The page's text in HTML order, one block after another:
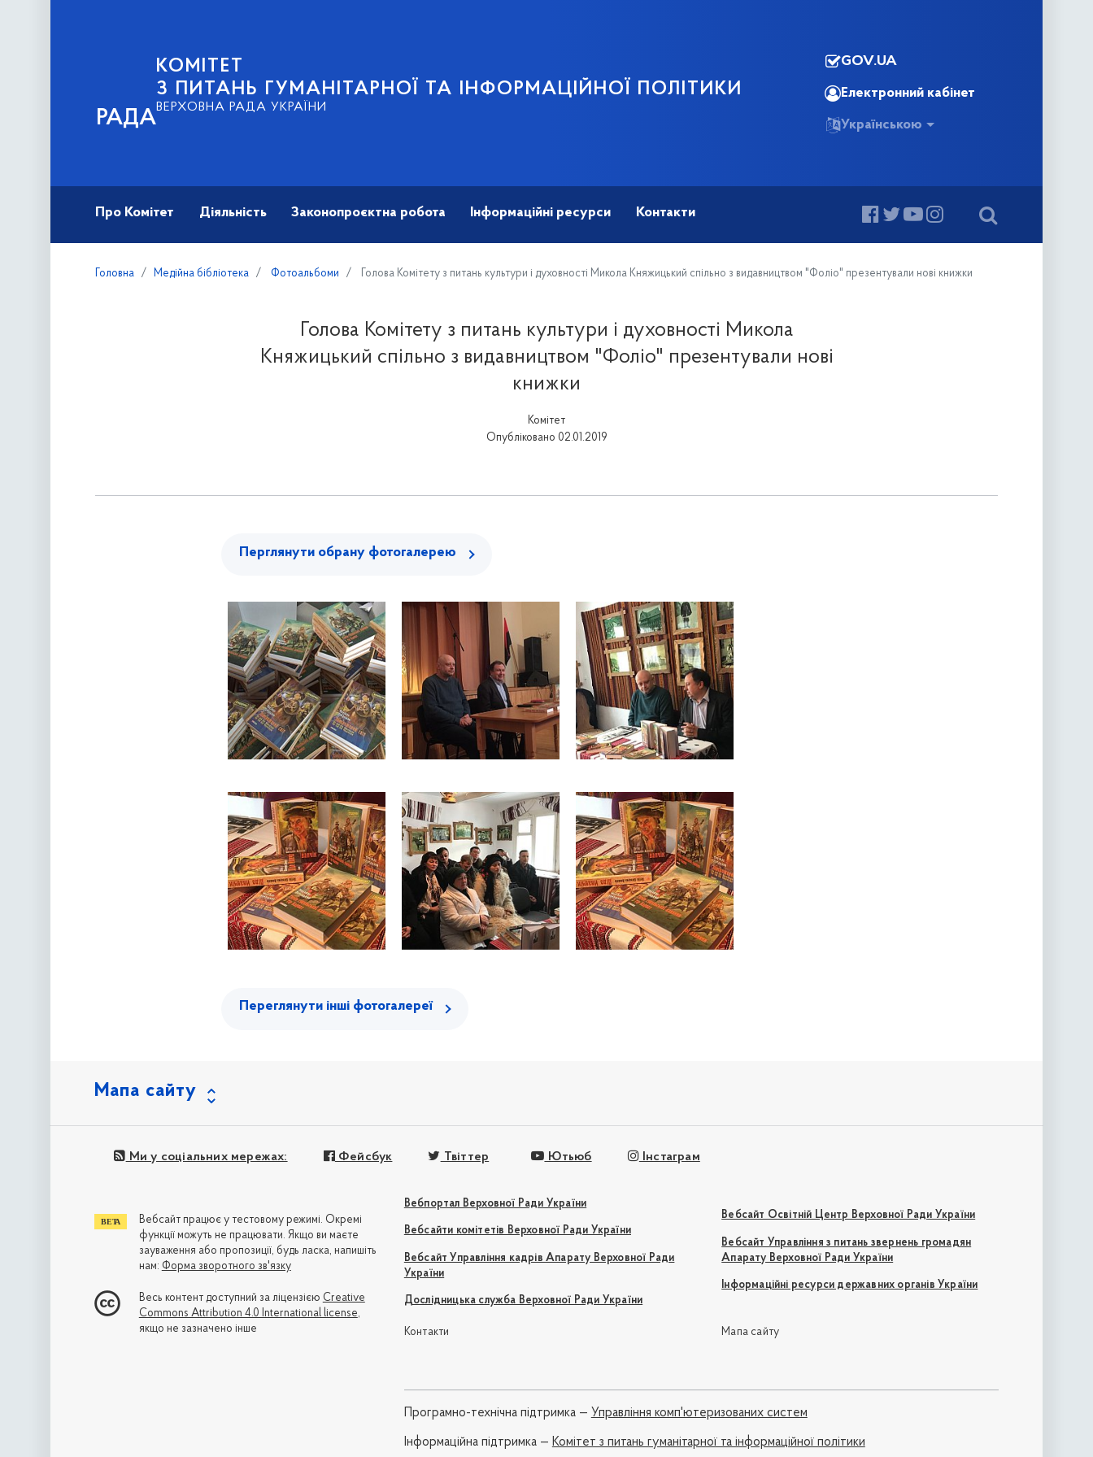
РАДА
КОМІТЕТ
З ПИТАНЬ ГУМАНІТАРНОЇ ТА ІНФОРМАЦІЙНОЇ ПОЛІТИКИ
ВЕРХОВНА РАДА УКРАЇНИ
GOV.UA
Електронний кабінет
Українською
Про Комітет Діяльність Законопроєктна робота Інформаційні ресурси Контакти
Головна Медійна бібліотека Фотоальбоми Голова Комітету з питань культури і духовності Микола Княжицький спільно з видавництвом "Фоліо" презентували нові книжки
Голова Комітету з питань культури і духовності Микола
Княжицький спільно з видавництвом "Фоліо" презентували нові
книжки
Комітет
Опубліковано 02.01.2019
Перглянути обрану фотогалерею
Переглянути інші фотогалереї
Мапа сайту
Ми у соціальних мережах: Фейсбук Твіттер Ютьюб Інстаграм
Вебпортал Верховної Ради України
Вебсайти комітетів Верховної Ради України
Вебсайт Управління кадрів Апарату Верховної Ради
України
Дослідницька служба Верховної Ради України
Вебсайт Освітній Центр Верховної Ради України
Вебсайт Управління з питань звернень громадян
Апарату Верховної Ради України
Інформаційні ресурси державних органів України
Контакти Мапа сайту
Програмно-технічна підтримка — Управління комп'ютеризованих систем
Iнформаційна підтримка — Комітет з питань гуманітарної та інформаційної політики
Вебсайт працює у тестовому режимі. Окремі
функції можуть не працювати. Якщо ви маєте
зауваження або пропозиції, будь ласка, напишіть
нам: Форма зворотного зв'язку
Весь контент доступний за ліцензією Creative
Commons Attribution 4.0 International license,
якщо не зазначено інше